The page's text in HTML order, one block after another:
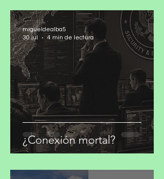
¿Conexión mortal?
migueldealba5
30 jul
4 min de lectura